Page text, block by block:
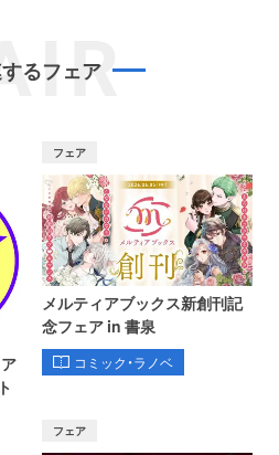
るフェア
フェア
メルティアブックス新創刊記
念フェア in 書泉
コミック・ラノベ
フェア